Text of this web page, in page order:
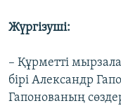
Жүргізуші:
– Құрметті
бірі Александр
Гапонованың